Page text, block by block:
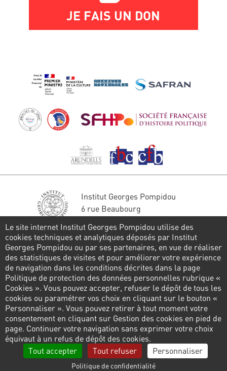
JE FAIS UN DON
Institut Georges Pompidou
6 rue Beaubourg
Tél. : 01 44 78 41 22
Restons en contact
FORMULAIRE DE CONTACT
Suivez-nous
Pied
page
Politique de confidentialité
Gestion des cookies
Mentions légales Contactez-nous
Le site internet Institut Georges Pompidou utilise des
cookies techniques et analytiques déposés par Institut
Georges Pompidou ou par ses partenaires, en vue de réaliser
des statistiques de visites et pour améliorer votre expérience
de navigation dans les conditions décrites dans la page
Politique de protection des données personnelles rubrique «
Cookies ». Vous pouvez accepter, refuser le dépôt de tous les
cookies ou paramétrer vos choix en cliquant sur le bouton «
Personnaliser ». Vous pouvez retirer à tout moment votre
consentement en cliquant sur Gestion des cookies en pied de
page. Continuer votre navigation sans exprimer votre choix
équivaut à un refus de dépôt des cookies.
Tout accepter
Tout refuser Personnaliser
Politique de confidentialité